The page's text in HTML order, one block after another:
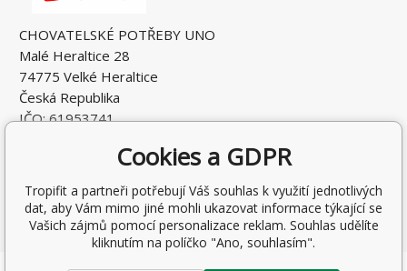
CHOVATELSKÉ POTŘEBY UNO
Malé Heraltice 28
74775 Velké Heraltice
Česká Republika
IČO: 61953741
Cookies a GDPR
Tropifit a partneři potřebují Váš souhlas k využití jednotlivých
dat, aby Vám mimo jiné mohli ukazovat informace týkající se
Vašich zájmů pomocí personalizace reklam. Souhlas udělíte
kliknutím na políčko "Ano, souhlasím".